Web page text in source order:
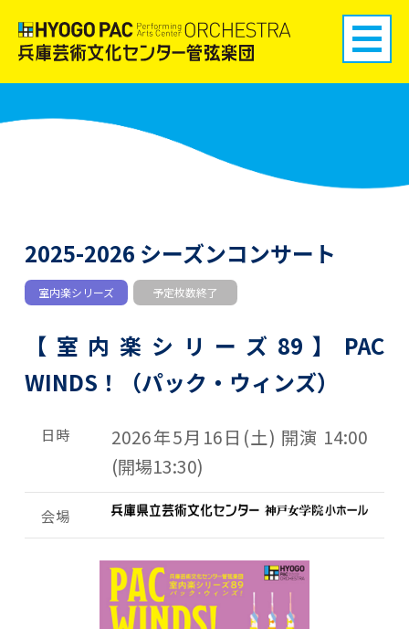
2025-2026 シーズンコンサート
室内楽シリーズ 予定枚数終了
【室内楽シリーズ89】PAC
WINDS！（パック・ウィンズ）
日時
2026年5月16日(土) 開演 14:00
(開場13:30)
会場